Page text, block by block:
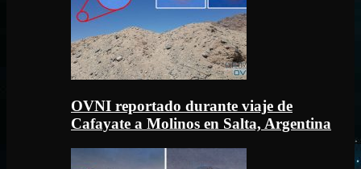
OVNI reportado durante viaje de
Cafayate a Molinos en Salta, Argentina